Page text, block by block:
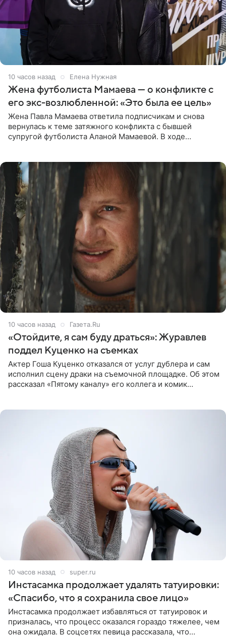
10 часов назад Елена Нужная
Жена футболиста Мамаева — о конфликте с
его экс-возлюбленной: «Это была ее цель»
Жена Павла Мамаева ответила подписчикам и снова
вернулась к теме затяжного конфликта с бывшей
супругой футболиста Аланой Мамаевой. В ходе
10 часов назад Газета.Ru
«Отойдите, я сам буду драться»: Журавлев
поддел Куценко на съемках
Актер Гоша Куценко отказался от услуг дублера и сам
исполнил сцену драки на съемочной площадке. Об этом
рассказал «Пятому каналу» его коллега и комик
10 часов назад super.ru
Инстасамка продолжает удалять татуировки:
«Спасибо, что я сохранила свое лицо»
Инстасамка продолжает избавляться от татуировок и
призналась, что процесс оказался гораздо тяжелее, чем
она ожидала. В соцсетях певица рассказала, что